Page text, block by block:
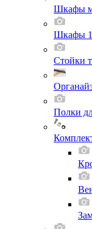
Шкафы
Шкафы
Стойки
Полки